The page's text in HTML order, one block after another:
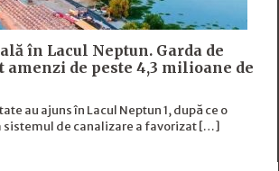
în Lacul Neptun. Garda de
amenzi de peste 4,3 milioane de
au ajuns în Lacul Neptun 1, după ce o
sistemul de canalizare a favorizat […]